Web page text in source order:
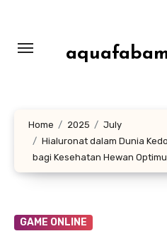
content
Home 2025
July
Hialuronat dalam Dunia
bagi Kesehatan Hewan
GAME ONLINE